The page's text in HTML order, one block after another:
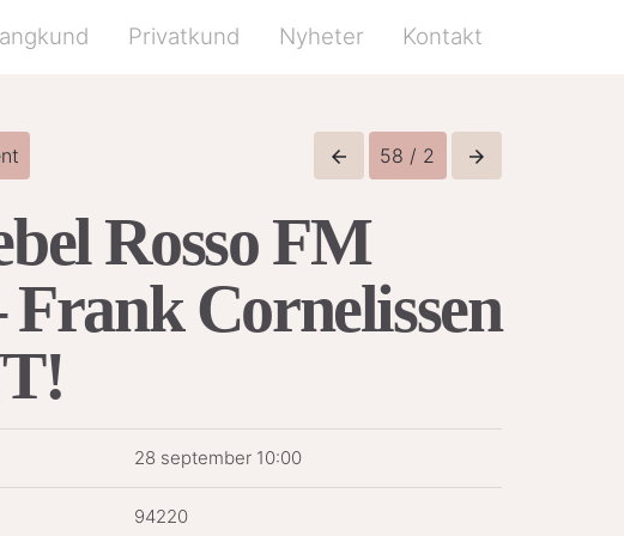
Privatkund Nyheter Kontakt
arrow_back 58 / 2 arrow_forward
Rosso FM
Frank Cornelissen
28 september 10:00
94220